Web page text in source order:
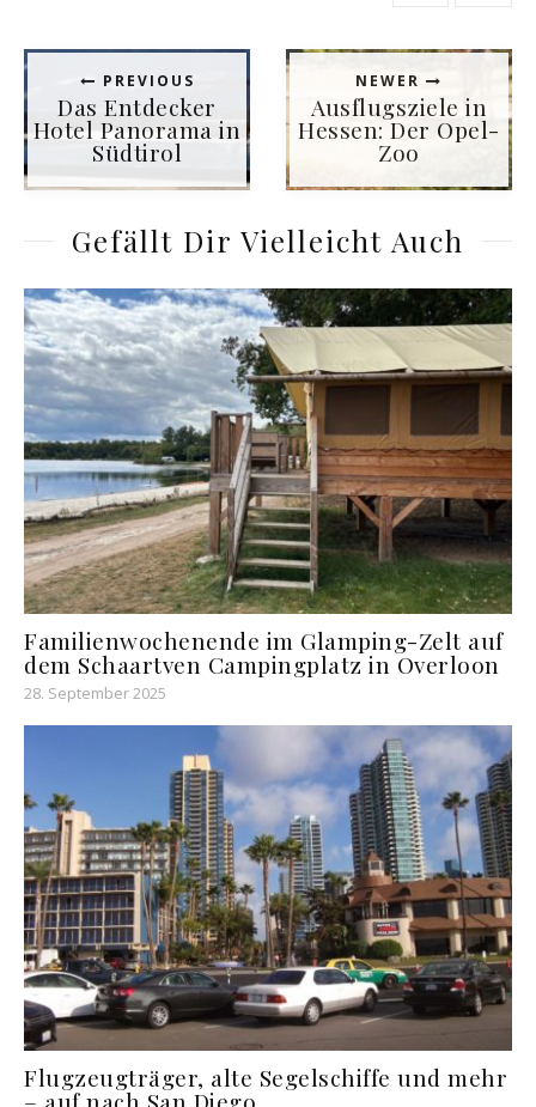
PREVIOUS
Das Entdecker
Hotel Panorama in
Südtirol
NEWER
Ausflugsziele in
Hessen: Der Opel-
Zoo
Gefällt Dir Vielleicht Auch
Familienwochenende im Glamping-Zelt auf
dem Schaartven Campingplatz in Overloon
28. September 2025
Flugzeugträger, alte Segelschiffe und mehr
– auf nach San Diego